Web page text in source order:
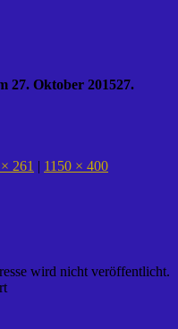
27. Oktober 201527.
261 | 1150 × 400
wird nicht veröffentlicht.